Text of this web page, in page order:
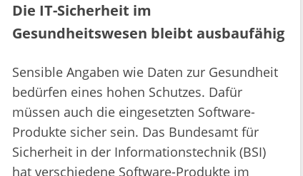
Die IT-Sicherheit im
Gesundheitswesen bleibt ausbaufähig
Sensible Angaben wie Daten zur Gesundheit
bedürfen eines hohen Schutzes. Dafür
müssen auch die eingesetzten Software-
Produkte sicher sein. Das Bundesamt für
Sicherheit in der Informationstechnik (BSI)
hat verschiedene Software-Produkte im